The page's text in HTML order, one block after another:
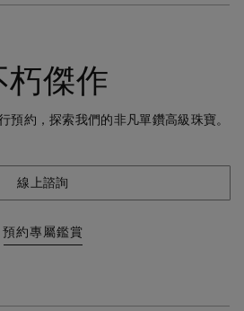
朽傑作
預約，探索我們的非凡單鑽高級珠寶。
線上諮詢
預約專屬鑑賞